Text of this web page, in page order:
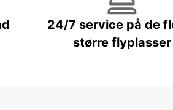
24/7 service på de
større flyplasser